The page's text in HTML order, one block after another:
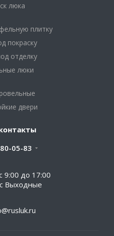
люка
плитку
покраску
отделку
люки
двери
05-83
9:00 до 17:00
Выходные